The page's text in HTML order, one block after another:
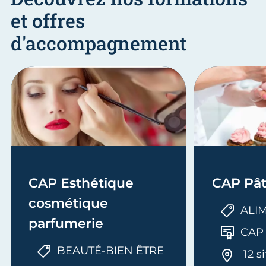
et offres
d'accompagnement
CAP Esthétique
cosmétique
parfumerie
BEAUTÉ-BIEN ÊTRE
CAP
CAP
12